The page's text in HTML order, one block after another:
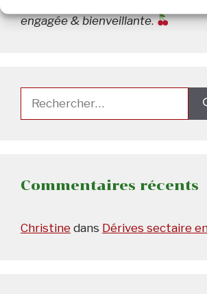
engagée & bienveillante.
Rechercher :
Commentaires récents
Christine dans Dérives sectaire